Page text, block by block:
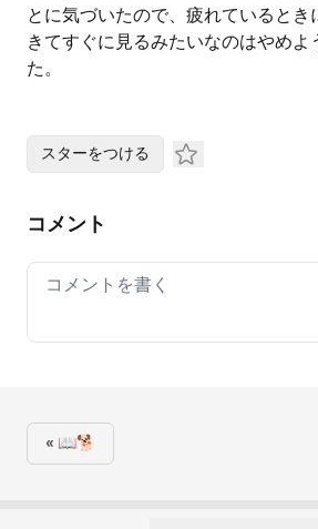
とに気づいたので、疲れているとき
きてすぐに見るみたいなのはやめよ
た。
スターをつける
コメント
Your comment
« 📖🐕